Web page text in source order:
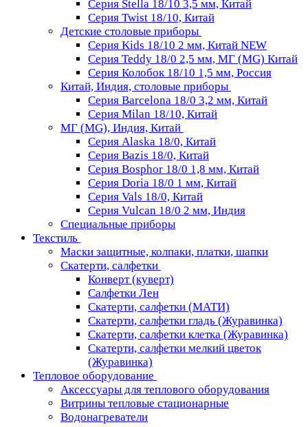
Серия Stella 18/10 3,5 мм, Китай
Серия Twist 18/10, Китай
Детские столовые приборы
Серия Kids 18/10 2 мм, Китай NEW
Серия Teddy 18/0 2,5 мм, МГ (MG) Китай
Серия Колобок 18/10 1,5 мм, Россия
Китай, Индия, столовые приборы
Серия Barcelona 18/0 3,2 мм, Китай
Серия Milan 18/10, Китай
МГ (MG), Индия, Китай
Серия Alaska 18/0, Китай
Серия Bazis 18/0, Китай
Серия Bosphor 18/0 1,8 мм, Китай
Серия Doria 18/0 1 мм, Китай
Серия Vals 18/0, Китай
Серия Vulcan 18/0 2 мм, Индия
Специальные приборы
Текстиль
Маски защитные, колпаки, платки, шапки
Скатерти, салфетки
Конверт (куверт)
Салфетки Лен
Скатерти, салфетки (МАТИ)
Скатерти, салфетки гладь (Журавинка)
Скатерти, салфетки клетка (Журавинка)
Скатерти, салфетки мелкий цветок
(Журавинка)
Тепловое оборудование
Аксессуары для теплового оборудования
Витрины тепловые стационарные
Водонагреватели